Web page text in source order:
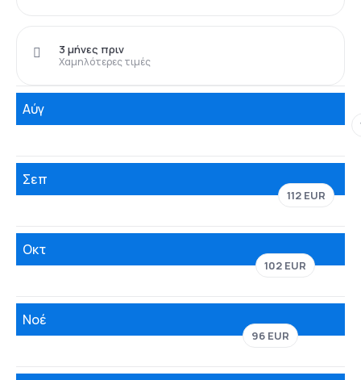
Χαμηλότερες τιμές
3 μήνες πριν
Αύγ
Σεπ
112 EUR
Οκτ
102 EUR
Νοέ
96 EUR